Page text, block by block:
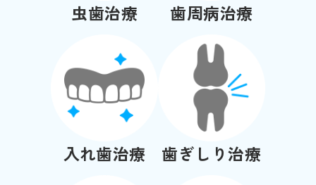
虫歯治療 歯周病治療
入れ歯治療 歯ぎしり治療